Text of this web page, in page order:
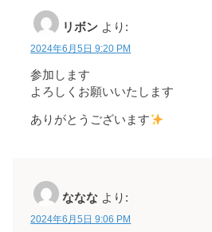
リボン より:
2024年6月5日 9:20 PM
参加します
よろしくお願いいたします
ありがとうございます
ななな より:
2024年6月5日 9:06 PM